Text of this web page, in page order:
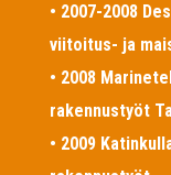
• 2007-2008
viitoitus- ja
• 2008
rakennustyöt
• 2009